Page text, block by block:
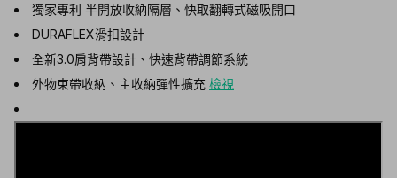
獨家專利 半開放收納隔層、快取翻轉式磁吸開口
DURAFLEX滑扣設計
全新3.0肩背帶設計、快速背帶調節系統
外物束帶收納、主收納彈性擴充 檢視